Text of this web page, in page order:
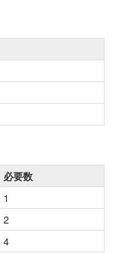
必要数
1
2
4